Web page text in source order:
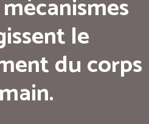
le
du corps